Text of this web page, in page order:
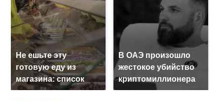
Не ешьте эту
готовую еду из
магазина: список
В ОАЭ произошло
жестокое убийство
криптомиллионера